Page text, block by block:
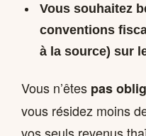
Vous souhaitez
conventions
à la source) sur
Vous n’êtes pas
vous résidez moins